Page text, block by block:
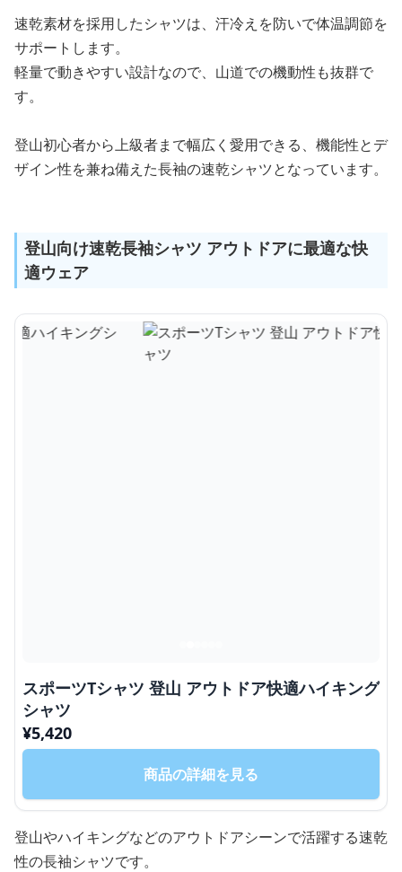
速乾素材を採用したシャツは、汗冷えを防いで体温調節を
サポートします。
軽量で動きやすい設計なので、山道での機動性も抜群で
す。
登山初心者から上級者まで幅広く愛用できる、機能性とデ
ザイン性を兼ね備えた長袖の速乾シャツとなっています。
登山向け速乾長袖シャツ アウトドアに最適な快
適ウェア
スポーツTシャツ 登山 アウトドア快適ハイキング
シャツ
¥5,420
商品の詳細を見る
登山やハイキングなどのアウトドアシーンで活躍する速乾
性の長袖シャツです。